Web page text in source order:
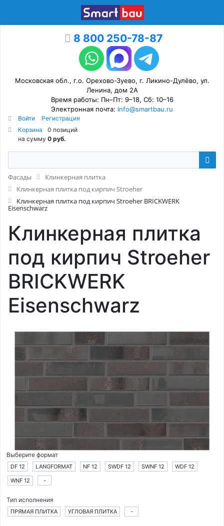
8 800 250-78-87
Московская обл., г.о. Орехово-Зуево, г. Ликино-Дулёво, ул.
Ленина, дом 2А
Время работы: Пн–Пт: 9–18, Сб: 10–16
Электронная почта: info@smartbau.ru
Войти
Регистрация
Корзина
0 позиций
на сумму 0 руб.
Фасады
Клинкерная плитка
Клинкерная плитка под кирпич Stroeher
Клинкерная плитка под кирпич Stroeher BRICKWERK
Eisenschwarz
Клинкерная плитка
под кирпич Stroeher
BRICKWERK
Eisenschwarz
Выберите формат
DF 12 LANGFORMAT NF 12 SWDF 12 SWNF 12
WDF 12
WNF 12
-
Тип исполнения
ПРЯМАЯ ПЛИТКА УГЛОВАЯ ПЛИТКА -